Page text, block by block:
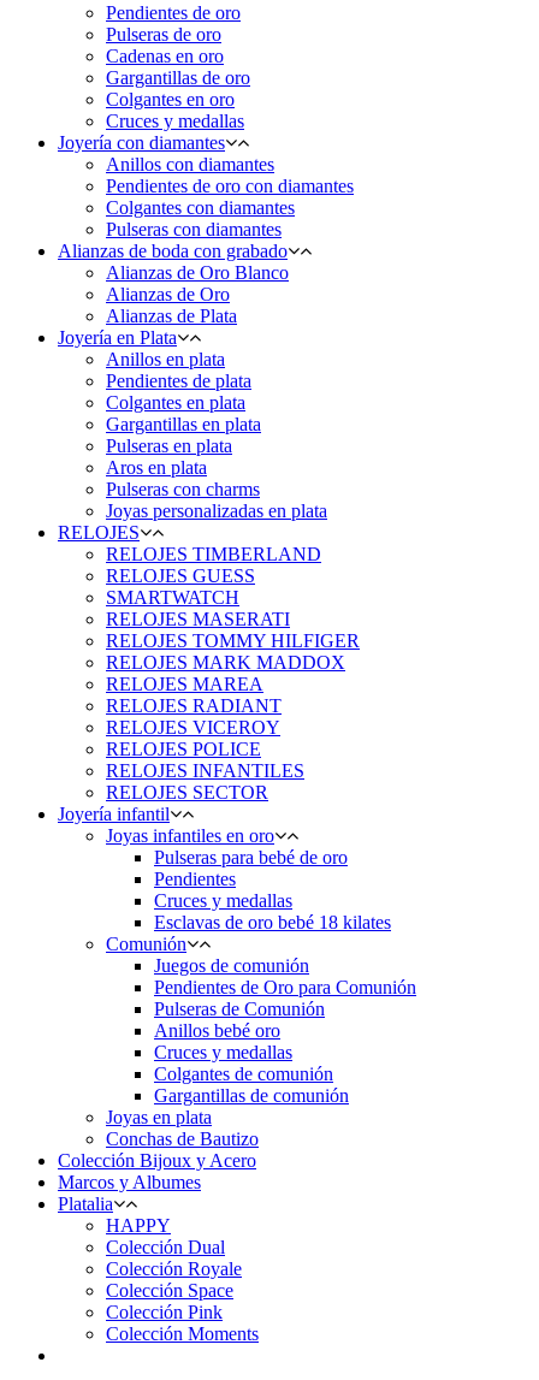
Pendientes de oro
Pulseras de oro
Cadenas en oro
Gargantillas de oro
Colgantes en oro
Cruces y medallas
Joyería con diamantes
Anillos con diamantes
Pendientes de oro con diamantes
Colgantes con diamantes
Pulseras con diamantes
Alianzas de boda con grabado
Alianzas de Oro Blanco
Alianzas de Oro
Alianzas de Plata
Joyería en Plata
Anillos en plata
Pendientes de plata
Colgantes en plata
Gargantillas en plata
Pulseras en plata
Aros en plata
Pulseras con charms
Joyas personalizadas en plata
RELOJES
RELOJES TIMBERLAND
RELOJES GUESS
SMARTWATCH
RELOJES MASERATI
RELOJES TOMMY HILFIGER
RELOJES MARK MADDOX
RELOJES MAREA
RELOJES RADIANT
RELOJES VICEROY
RELOJES POLICE
RELOJES INFANTILES
RELOJES SECTOR
Joyería infantil
Joyas infantiles en oro
Pulseras para bebé de oro
Pendientes
Cruces y medallas
Esclavas de oro bebé 18 kilates
Comunión
Juegos de comunión
Pendientes de Oro para Comunión
Pulseras de Comunión
Anillos bebé oro
Cruces y medallas
Colgantes de comunión
Gargantillas de comunión
Joyas en plata
Conchas de Bautizo
Colección Bijoux y Acero
Marcos y Albumes
Platalia
HAPPY
Colección Dual
Colección Royale
Colección Space
Colección Pink
Colección Moments